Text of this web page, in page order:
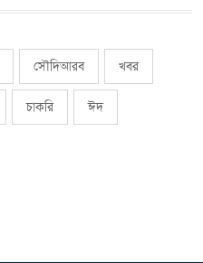
সৌদিআরব খবর
চাকরি ঈদ